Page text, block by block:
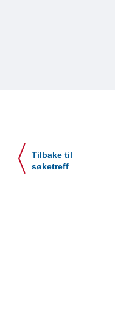
Tilbake til
søketreff